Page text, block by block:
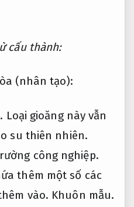
cấu thành:
(nhân tạo):
Loại gioăng này vẫn
su thiên nhiên.
công nghiệp.
thêm một số các
vào. Khuôn mẫu.